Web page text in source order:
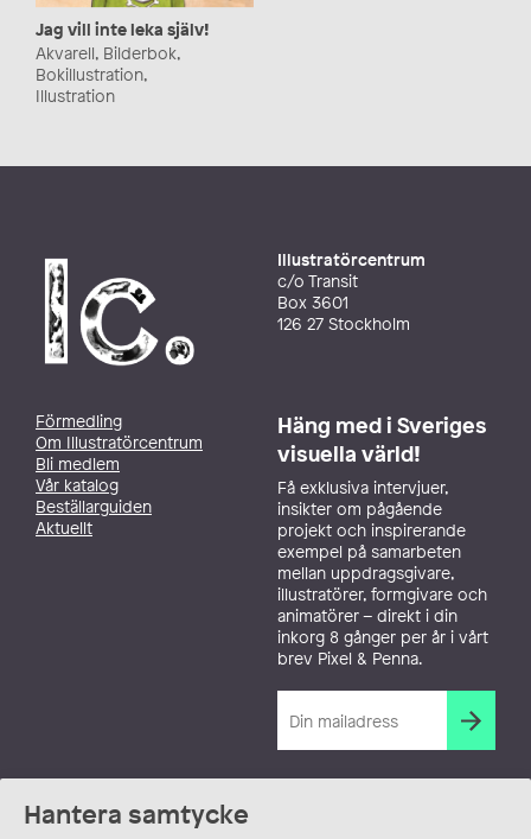
Hantera samtycke
Jag vill inte leka själv!
Akvarell, Bilderbok,
Bokillustration,
Illustration
Illustratörcentrum
c/o Transit
Box 3601
126 27 Stockholm
Förmedling
Om Illustratörcentrum
Bli medlem
Vår katalog
Beställarguiden
Aktuellt
Häng med i Sveriges
visuella värld!
Få exklusiva intervjuer,
insikter om pågående
projekt och inspirerande
exempel på samarbeten
mellan uppdragsgivare,
illustratörer, formgivare och
animatörer – direkt i din
inkorg 8 gånger per år i vårt
brev Pixel & Penna.